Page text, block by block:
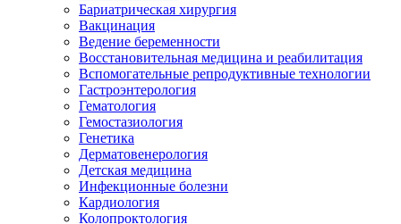
Бариатрическая хирургия
Вакцинация
Ведение беременности
Восстановительная медицина и реабилитация
Вспомогательные репродуктивные технологии
Гастроэнтерология
Гематология
Гемостазиология
Генетика
Дерматовенерология
Детская медицина
Инфекционные болезни
Кардиология
Колопроктология